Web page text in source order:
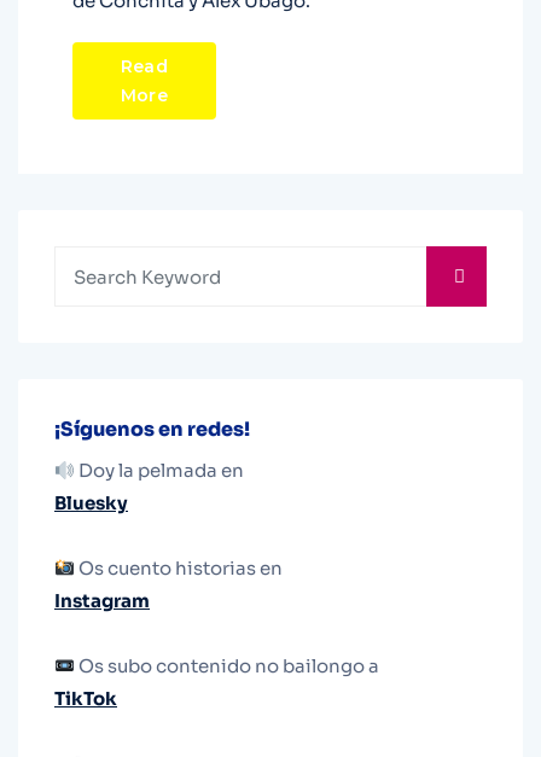
Read
More
¡Síguenos en redes!
Doy la pelmada en
Bluesky
Os cuento historias en
Instagram
Os subo contenido no bailongo a
TikTok